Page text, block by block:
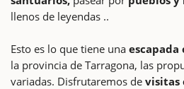
llenos de leyendas ..
Esto es lo que tiene una
la provincia de Tarragona, las
variadas. Disfrutaremos de visitas